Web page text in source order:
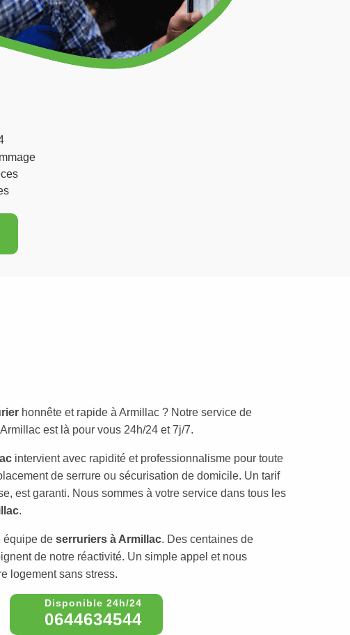
honnête et rapide à Armillac ? Notre service de
est là pour vous 24h/24 et 7j/7.
intervient avec rapidité et professionnalisme pour toute
de serrure ou sécurisation de domicile. Un tarif
est garanti. Nous sommes à votre service dans tous les
.
équipe de serruriers à Armillac. Des centaines de
de notre réactivité. Un simple appel et nous
logement sans stress.
0644634544